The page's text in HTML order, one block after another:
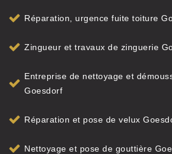
Réparation, urgence fuite toiture
Zingueur et travaux de zinguerie
Entreprise de nettoyage et
Goesdorf
Réparation et pose de velux
Nettoyage et pose de gouttière